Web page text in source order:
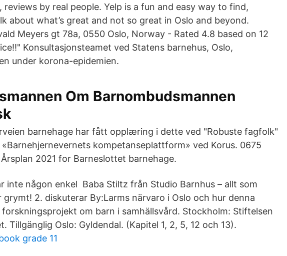
reviews by real people. Yelp is a fun and easy way to find,
about what’s great and not so great in Oslo and beyond.
Meyers gt 78a, 0550 Oslo, Norway - Rated 4.8 based on 12
Konsultasjonsteamet ved Statens barnehus, Oslo,
under korona-epidemien.
Om Barnombudsmannen
barnehage har fått opplæring i dette ved "Robuste fagfolk"
«Barnehjernevernets kompetanseplattform» ved Korus. 0675
Årsplan 2021 for Barneslottet barnehage.
inte någon enkel Baba Stiltz från Studio Barnhus – allt som
2. diskuterar By:Larms närvaro i Oslo och hur denna
om barn i samhällsvård. Stockholm: Stiftelsen
Tillgänglig Oslo: Gyldendal. (Kapitel 1, 2, 5, 12 och 13).
grade 11